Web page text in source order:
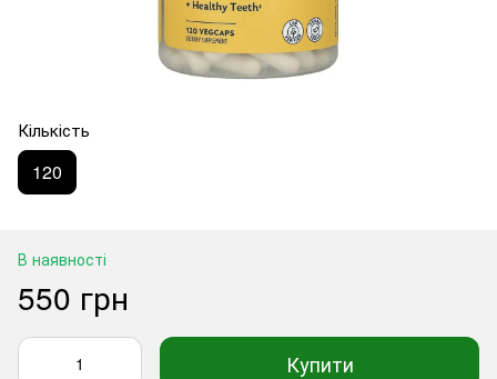
Кількість
120
В наявності
550 грн
Купити